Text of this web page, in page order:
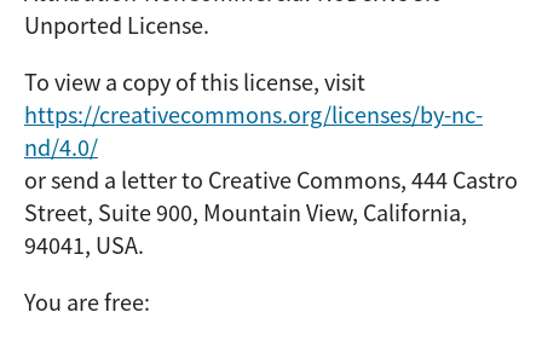
Unported License.
To view a copy of this license, visit
https://creativecommons.org/licenses/by-nc-
nd/4.0/
or send a letter to Creative Commons, 444 Castro
Street, Suite 900, Mountain View, California,
94041, USA.
You are free: